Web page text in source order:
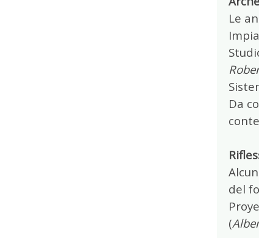
Le
Da
del
(